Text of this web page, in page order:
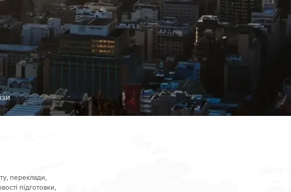
переклади,
підготовки,